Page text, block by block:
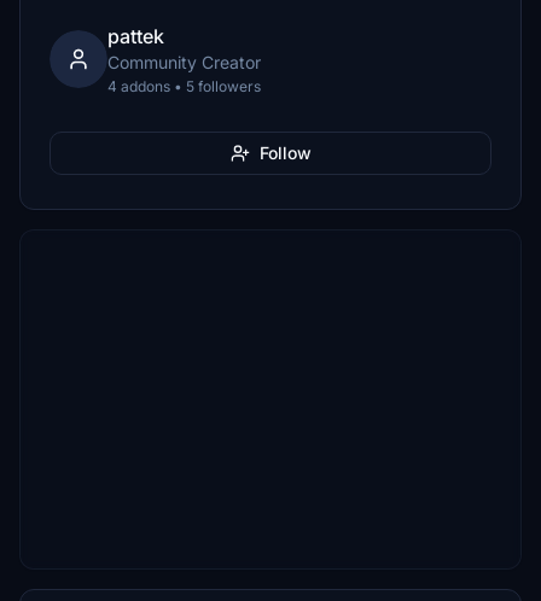
pattek
Community Creator
4 addons • 5 followers
Follow